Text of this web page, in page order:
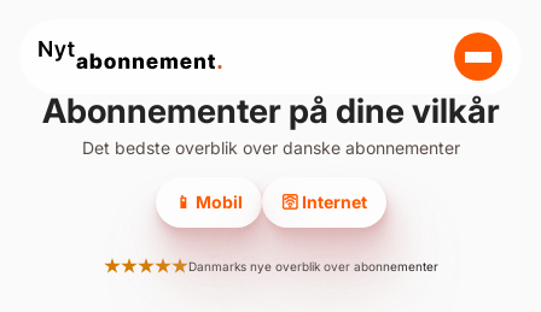
Abonnementer på dine vilkår
Det bedste overblik over danske abonnementer
📱 Mobil 🛜 Internet
Danmarks nye overblik over abonnementer